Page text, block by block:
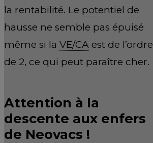
la rentabilité. Le potentiel de
hausse ne semble pas épuisé
même si la VE/CA est de l’ordre
de 2, ce qui peut paraître cher.
Attention à la
descente aux enfers
de Neovacs !